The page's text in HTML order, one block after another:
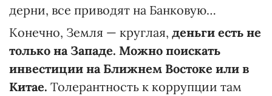
дерни, все приводят на Банковую…
Конечно, Земля — круглая, деньги есть не
только на Западе. Можно поискать
инвестиции на Ближнем Востоке или в
Китае. Толерантность к коррупции там